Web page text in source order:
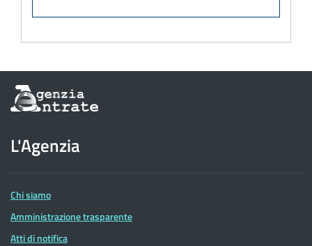
Informazioni
sul
dell'Agenzia
delle
Entrate
L'Agenzia
Chi siamo
Amministrazione trasparente
Atti di notifica